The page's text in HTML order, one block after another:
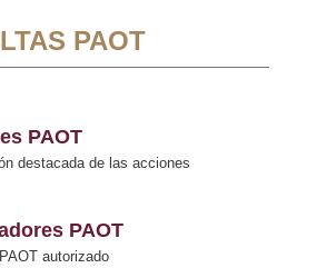
PAOT
PAOT
destacada de las acciones
PAOT
autorizado